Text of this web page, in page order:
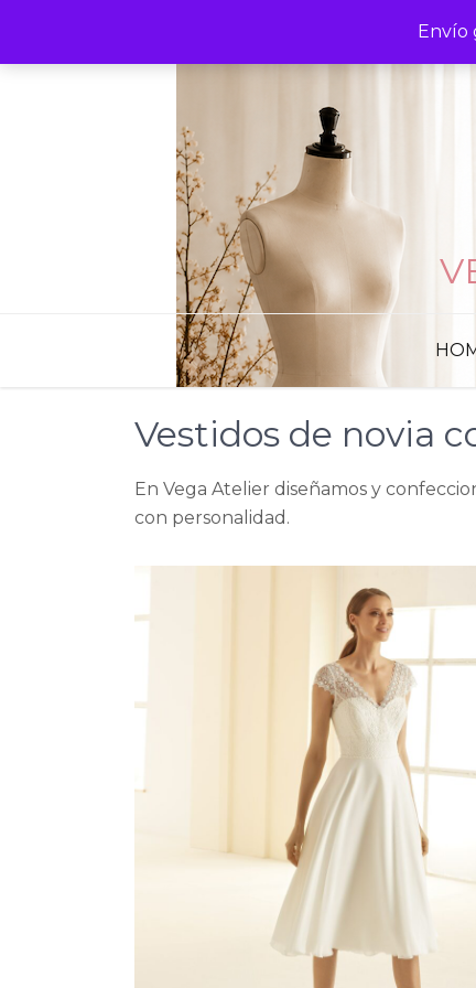
Envío
content
Vestidos de novia
En Vega Atelier diseñamos y
con personalidad.